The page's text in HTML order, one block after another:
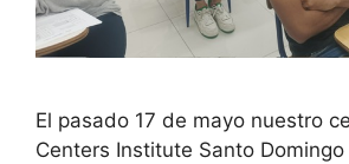
El pasado 17 de mayo nuestro
Centers Institute Santo